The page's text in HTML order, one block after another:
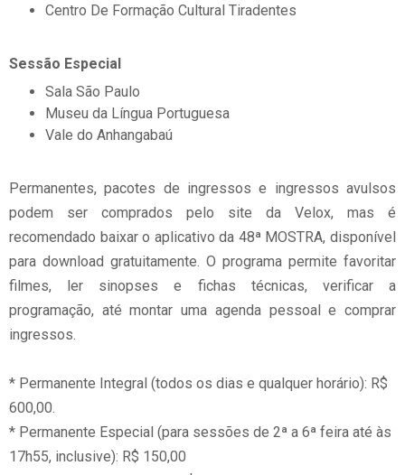
Centro De Formação Cultural Tiradentes
Sessão Especial
Sala São Paulo
Museu da Língua Portuguesa
Vale do Anhangabaú
Permanentes, pacotes de ingressos e ingressos avulsos
podem ser comprados pelo site da Velox, mas é
recomendado baixar o aplicativo da 48ª MOSTRA, disponível
para download gratuitamente. O programa permite favoritar
filmes, ler sinopses e fichas técnicas, verificar a
programação, até montar uma agenda pessoal e comprar
ingressos.
* Permanente Integral (todos os dias e qualquer horário): R$
600,00.
* Permanente Especial (para sessões de 2ª a 6ª feira até às
17h55, inclusive): R$ 150,00